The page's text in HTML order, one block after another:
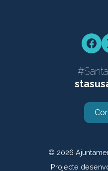
© 2026
Projecte